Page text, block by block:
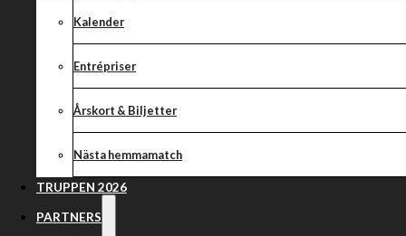
Kalender
Entrépriser
Årskort & Biljetter
Nästa hemmamatch
TRUPPEN 2026
PARTNERS
Jakun Krawczyk